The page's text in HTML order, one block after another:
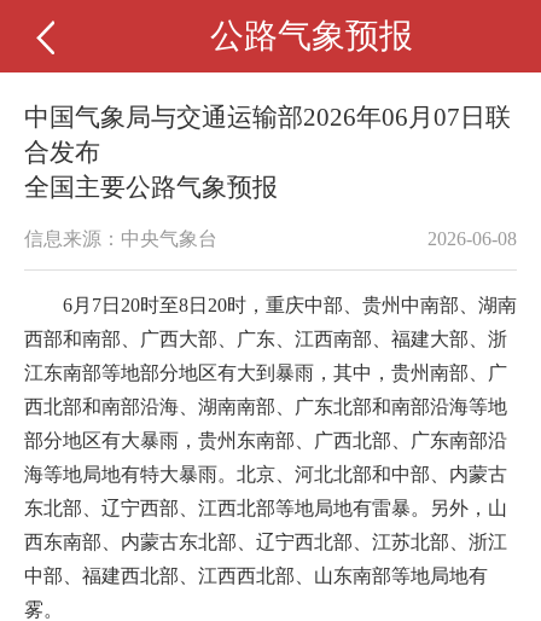
公路气象预报
中国气象局与交通运输部2026年06月07日联
合发布
全国主要公路气象预报
信息来源：中央气象台 2026-06-08
6月7日20时至8日20时，重庆中部、贵州中南部、湖南
西部和南部、广西大部、广东、江西南部、福建大部、浙
江东南部等地部分地区有大到暴雨，其中，贵州南部、广
西北部和南部沿海、湖南南部、广东北部和南部沿海等地
部分地区有大暴雨，贵州东南部、广西北部、广东南部沿
海等地局地有特大暴雨。北京、河北北部和中部、内蒙古
东北部、辽宁西部、江西北部等地局地有雷暴。另外，山
西东南部、内蒙古东北部、辽宁西北部、江苏北部、浙江
中部、福建西北部、江西西北部、山东南部等地局地有
雾。